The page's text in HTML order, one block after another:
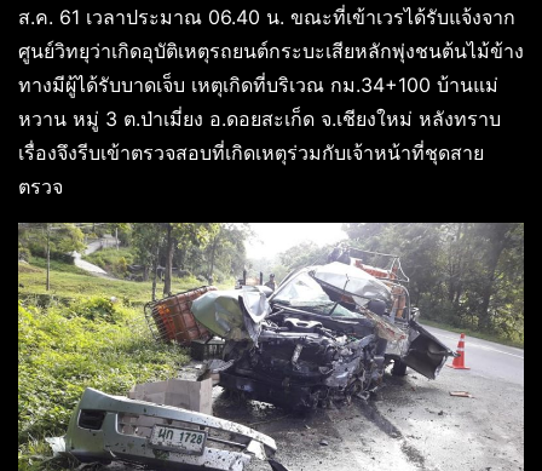
ส.ค. 61 เวลาประมาณ 06.40 น. ขณะที่เข้าเวรได้รับแจ้งจาก
ศูนย์วิทยุว่าเกิดอุบัติเหตุรถยนต์กระบะเสียหลักพุ่งชนต้นไม้ข้าง
ทางมีผู้ได้รับบาดเจ็บ เหตุเกิดที่บริเวณ กม.34+100 บ้านแม่
หวาน หมู่ 3 ต.ป่าเมี่ยง อ.ดอยสะเก็ด จ.เชียงใหม่ หลังทราบ
เรื่องจึงรีบเข้าตรวจสอบที่เกิดเหตุร่วมกับเจ้าหน้าที่ชุดสาย
ตรวจ